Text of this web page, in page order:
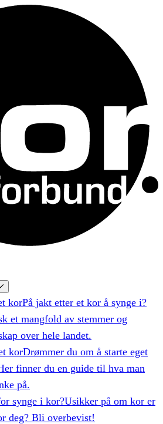
korPå jakt etter et kor å synge i?
et mangfold av stemmer og
over hele landet.
korDrømmer du om å starte eget
finner du en guide til hva man
på.
synge i kor?Usikker på om kor er
deg? Bli overbevist!